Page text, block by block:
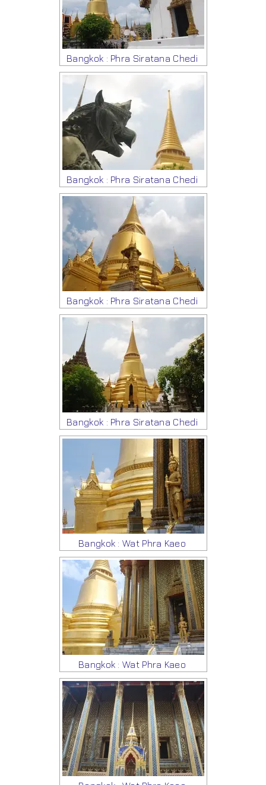
Bangkok : Phra Siratana Chedi
Bangkok : Phra Siratana Chedi
Bangkok : Phra Siratana Chedi
Bangkok : Phra Siratana Chedi
Bangkok : Wat Phra Kaeo
Bangkok : Wat Phra Kaeo